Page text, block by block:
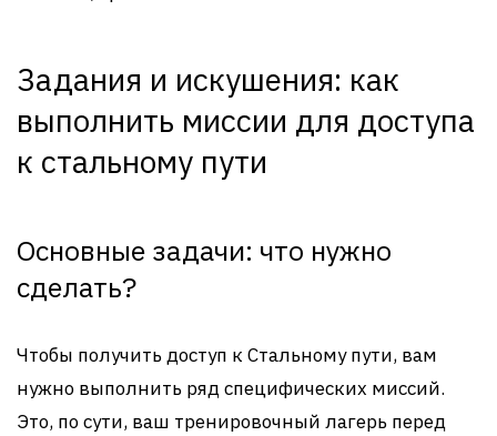
Задания и искушения: как
выполнить миссии для доступа
к стальному пути
Основные задачи: что нужно
сделать?
Чтобы получить доступ к Стальному пути, вам
нужно выполнить ряд специфических миссий.
Это, по сути, ваш тренировочный лагерь перед